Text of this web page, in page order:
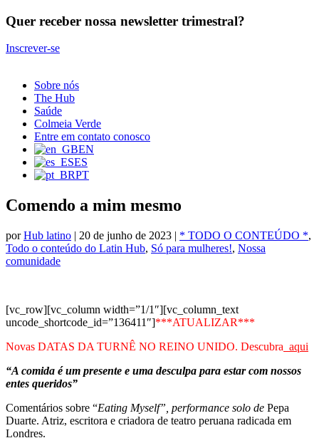
Quer receber nossa newsletter trimestral?
Inscrever-se
Sobre nós
The Hub
Saúde
Colmeia Verde
Entre em contato conosco
EN
ES
PT
Comendo a mim mesmo
porHub latino | 20 de junho de 2023 | * TODO O CONTEÚDO *,
Todo o conteúdo do Latin Hub, Só para mulheres!, Nossa
comunidade
[vc_row][vc_column width=”1/1″][vc_column_text
uncode_shortcode_id=”136411″]***ATUALIZAR***
Novas DATAS DA TURNÊ NO REINO UNIDO. Descubra aqui
“A comida é um presente e uma desculpa para estar com nossos
entes queridos”
Comentários sobre “Eating Myself”, performance solo de Pepa
Duarte. Atriz, escritora e criadora de teatro peruana radicada em
Londres.